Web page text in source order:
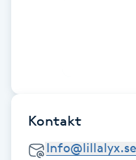
Kosmetisk tatuering
Kontakt